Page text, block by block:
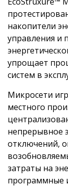
накопители
управления и
упрощает
систем в
Микросети
местного
непрерывное
отключений,
затраты на
программные